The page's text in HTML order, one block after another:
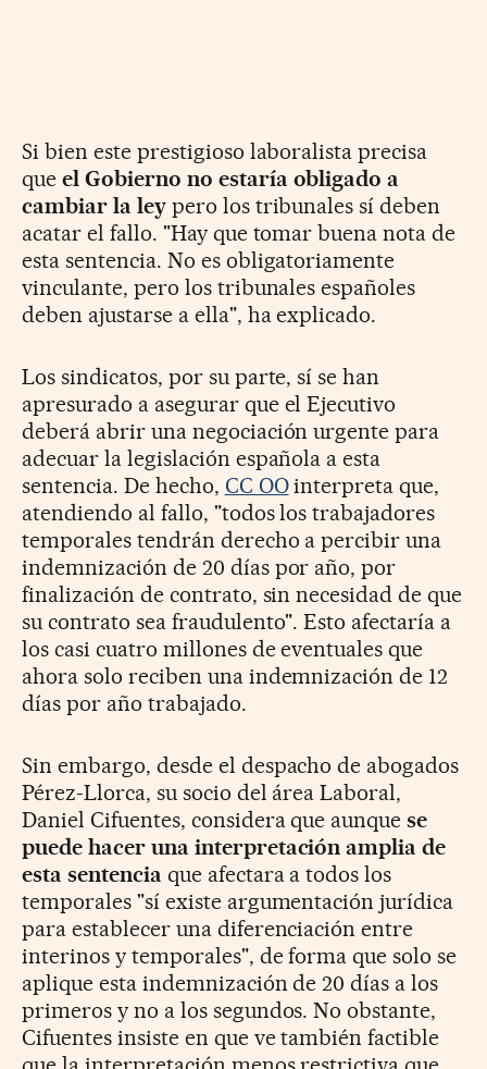
Si bien este prestigioso laboralista precisa
que el Gobierno no estaría obligado a
cambiar la leypero los tribunales sí deben
acatar el fallo. "Hay que tomar buena nota de
esta sentencia. No es obligatoriamente
vinculante, pero los tribunales españoles
deben ajustarse a ella", ha explicado.
Los sindicatos, por su parte, sí se han
apresurado a asegurar que el Ejecutivo
deberá abrir una negociación urgente para
adecuar la legislación española a esta
sentencia. De hecho, CC OOinterpreta que,
atendiendo al fallo, "todos los trabajadores
temporales tendrán derecho a percibir una
indemnización de 20 días por año, por
finalización de contrato, sin necesidad de que
su contrato sea fraudulento". Esto afectaría a
los casi cuatro millones de eventuales que
ahora solo reciben una indemnización de 12
días por año trabajado.
Sin embargo, desde el despacho de abogados
Pérez-Llorca, su socio del área Laboral,
Daniel Cifuentes, considera que aunque se
puede hacer una interpretación amplia de
esta sentencia que afectara a todos los
temporales "sí existe argumentación jurídica
para establecer una diferenciación entre
interinos y temporales", de forma que solo se
aplique esta indemnización de 20 días a los
primeros y no a los segundos. No obstante,
Cifuentes insiste en que ve también factible